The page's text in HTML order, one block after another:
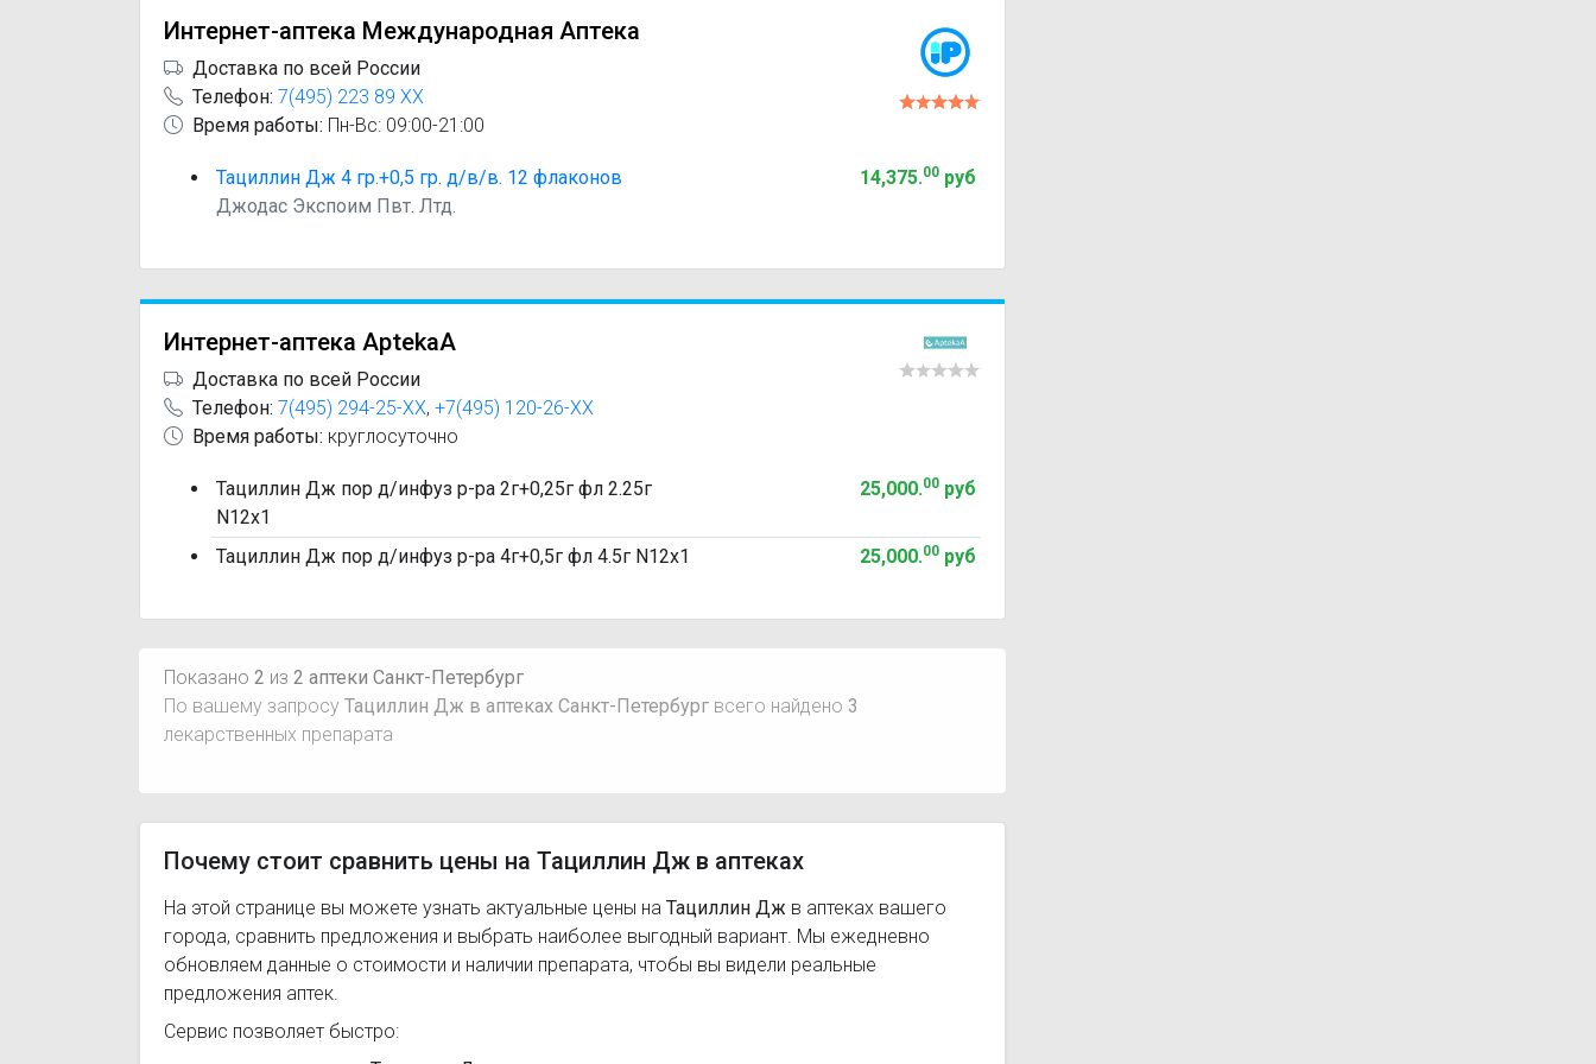
Интернет-аптека Международная Аптека
Доставка по всей России
Телефон: 7(495) 223 89 XX
Время работы: Пн-Вс: 09:00-21:00
Тациллин Дж 4 гр.+0,5 гр. д/в/в. 12 флаконов
Джодас Экспоим Пвт. Лтд.
14,375.00руб
Интернет-аптека AptekaA
Доставка по всей России
Телефон: 7(495) 294-25-XX, +7(495) 120-26-XX
Время работы: круглосуточно
Тациллин Дж пор д/инфуз р-ра 2г+0,25г фл 2.25г
N12x1
25,000.00руб
Тациллин Дж пор д/инфуз р-ра 4г+0,5г фл 4.5г N12x1 25,000.00руб
Показано 2 из 2 аптеки Санкт-Петербург
По вашему запросу Тациллин Дж в аптеках Санкт-Петербург всего найдено 3
лекарственных препарата
Почему стоит сравнить цены на Тациллин Дж в аптеках
На этой странице вы можете узнать актуальные цены на Тациллин Дж в аптеках вашего
города, сравнить предложения и выбрать наиболее выгодный вариант. Мы ежедневно
обновляем данные о стоимости и наличии препарата, чтобы вы видели реальные
предложения аптек.
Сервис позволяет быстро: